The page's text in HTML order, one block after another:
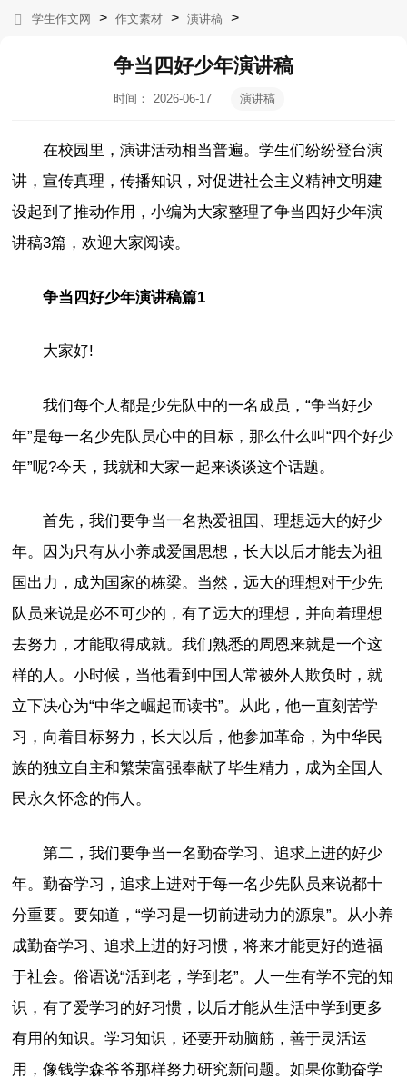
学生作文网 > 作文素材 > 演讲稿 >
争当四好少年演讲稿
时间：
2026-06-17
演讲稿
在校园里，演讲活动相当普遍。学生们纷纷登台演
讲，宣传真理，传播知识，对促进社会主义精神文明建
设起到了推动作用，小编为大家整理了争当四好少年演
讲稿3篇，欢迎大家阅读。
争当四好少年演讲稿篇1
大家好!
我们每个人都是少先队中的一名成员，“争当好少
年”是每一名少先队员心中的目标，那么什么叫“四个好少
年”呢?今天，我就和大家一起来谈谈这个话题。
首先，我们要争当一名热爱祖国、理想远大的好少
年。因为只有从小养成爱国思想，长大以后才能去为祖
国出力，成为国家的栋梁。当然，远大的理想对于少先
队员来说是必不可少的，有了远大的理想，并向着理想
去努力，才能取得成就。我们熟悉的周恩来就是一个这
样的人。小时候，当他看到中国人常被外人欺负时，就
立下决心为“中华之崛起而读书”。从此，他一直刻苦学
习，向着目标努力，长大以后，他参加革命，为中华民
族的独立自主和繁荣富强奉献了毕生精力，成为全国人
民永久怀念的伟人。
第二，我们要争当一名勤奋学习、追求上进的好少
年。勤奋学习，追求上进对于每一名少先队员来说都十
分重要。要知道，“学习是一切前进动力的源泉”。从小养
成勤奋学习、追求上进的好习惯，将来才能更好的造福
于社会。俗语说“活到老，学到老”。人一生有学不完的知
识，有了爱学习的好习惯，以后才能从生活中学到更多
有用的知识。学习知识，还要开动脑筋，善于灵活运
用，像钱学森爷爷那样努力研究新问题。如果你勤奋学